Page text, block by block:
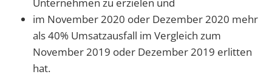
im November 2020 oder Dezember 2020 mehr
als 40% Umsatzausfall im Vergleich zum
November 2019 oder Dezember 2019 erlitten
hat.